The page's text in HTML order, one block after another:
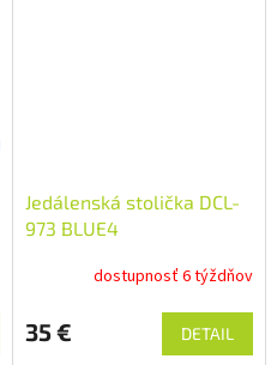
Jedálenská stolička DCL-
973 BLUE4
dostupnosť 6 týždňov
35 € DETAIL